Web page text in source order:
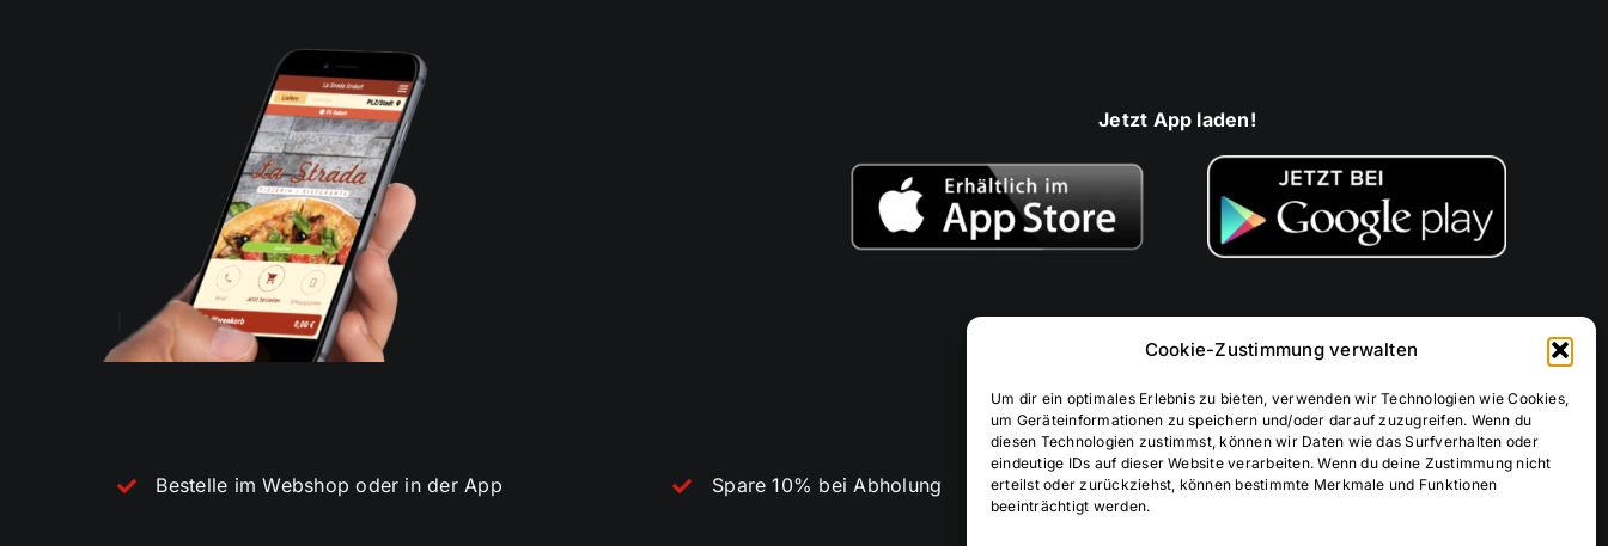
Cookie-Zustimmung verwalten
Um dir ein optimales Erlebnis zu bieten, verwenden wir Technologien wie Cookies,
um Geräteinformationen zu speichern und/oder darauf zuzugreifen. Wenn du
diesen Technologien zustimmst, können wir Daten wie das Surfverhalten oder
eindeutige IDs auf dieser Website verarbeiten. Wenn du deine Zustimmung nicht
erteilst oder zurückziehst, können bestimmte Merkmale und Funktionen
beeinträchtigt werden.
Jetzt App laden!
Bestelle im Webshop oder in der App Spare 10% bei Abholung Spare 5% bei Lieferung